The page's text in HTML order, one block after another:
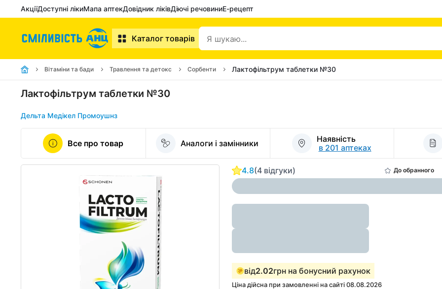
АкціїДоступні лікиМапа аптекДовідник ліківДіючі речовиниЕ-рецепт
Каталог товарів
Вітаміни та бади Травлення та детокс Сорбенти Лактофільтрум таблетки №30
Лактофільтрум таблетки №30
Дельта Медікел Промоушнз
Все про товар Аналоги і замінники
Наявність
в 201 аптеках
4.8(4 відгуки) До обранного
від2.02грн на бонусний рахунок
Ціна дійсна при замовленні на сайті 08.08.2026